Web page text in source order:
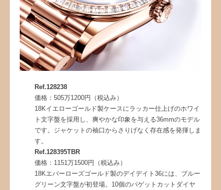
Ref.128238
価格：505万1200円（税込み）
18Kイエローゴールド製ケースにラッカー仕上げのホワイ
ト文字盤を採用し、爽やかな印象を与える36mmのモデル
です。ジャケットの袖口からさりげなく存在感を発揮しま
す。
Ref.128395TBR
価格：1151万1500円（税込み）
18Kエバーローズゴールド製のデイデイト36には、ブルー
グリーン文字盤が初登場。10個のバゲットカットダイヤ